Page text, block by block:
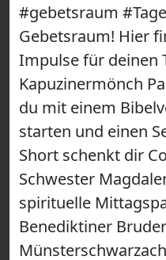
#gebetsraum
Gebetsraum! Hier
Impulse für deinen
Kapuzinermönch
du mit einem
starten und einen
Short schenkt dir
Schwester
spirituelle
Benediktiner